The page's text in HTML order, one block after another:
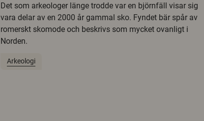
Det som arkeologer länge trodde var en björnfäll visar sig
vara delar av en 2000 år gammal sko. Fyndet bär spår av
romerskt skomode och beskrivs som mycket ovanligt i
Norden.
Arkeologi